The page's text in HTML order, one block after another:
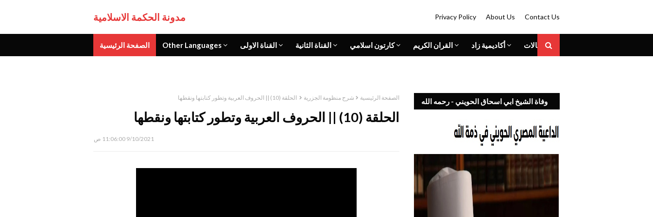
مدونة الحكمة الاسلامية Privacy Policy About Us Contact Us
الصفحة الرئيسية Other Languages القناة الاولى القناة الثانية كارتون اسلامي القران الكريم أكاديمية زاد المقالات
الصفحة الرئيسية شرح منظومة الجزرية الحلقة (10) || الحروف العربية وتطور كتابتها ونقطها
الحلقة (10) || الحروف العربية وتطور كتابتها ونقطها
9/10/2021 11:06:00 ص
وفاة الشيخ ابي اسحاق الحويني - رحمه الله